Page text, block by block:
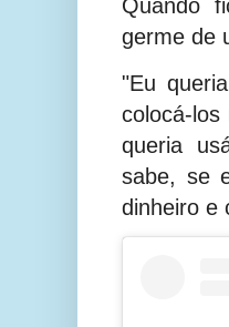
Quando
germe de
"Eu
colocá-
queria
sabe, se
dinheiro e